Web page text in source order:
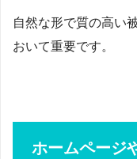
自然な形で質の高い
おいて重要です。
ホームページ